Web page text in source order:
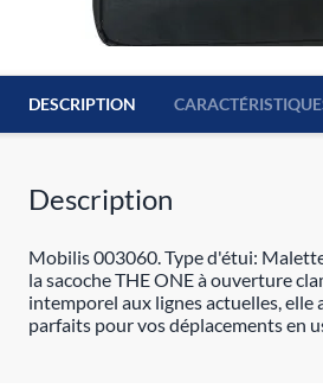
DESCRIPTION
Description
Mobilis 003060. Type d'étui:
la sacoche THE ONE à ouverture
intemporel aux lignes actuelles,
parfaits pour vos déplacements en